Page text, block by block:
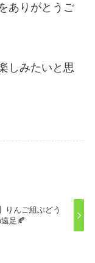
ありがとうご
しみたいと思
りんご組ぶどう
足🍂